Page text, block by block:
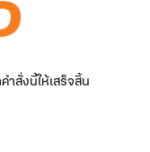
สั่งนี้ให้เสร็จสิ้น